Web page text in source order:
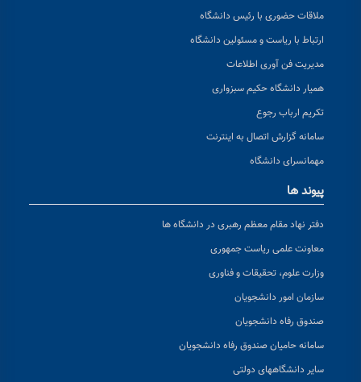
ملاقات حضوری با رئیس دانشگاه
ارتباط با ریاست و مسئولین دانشگاه
مدیریت فن آوری اطلاعات
همیار دانشگاه حکیم سبزواری
تکریم ارباب رجوع
سامانه گزارش اتصال به اینترنت
مهمانسرای دانشگاه
پیوند ها
دفتر نهاد مقام معظم رهبری در دانشگاه ها
معاونت علمی ریاست جمهوری
وزارت علوم، تحقیقات و فناوری
سازمان امور دانشجویان
صندوق رفاه دانشجویان
سامانه حامیان صندوق رفاه دانشجویان
سایر دانشگاههای دولتی